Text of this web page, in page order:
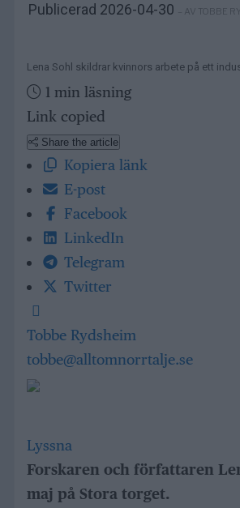
Publicerad 2026-04-30 – AV TOBBE
Lena Sohl skildrar kvinnors arbete på ett
1 min läsning
Link copied
Share the article
Kopiera länk
E-post
Facebook
LinkedIn
Telegram
Twitter
Tobbe Rydsheim
tobbe@alltomnorrtalje.se
Lyssna
Forskaren och författaren
maj på Stora torget.